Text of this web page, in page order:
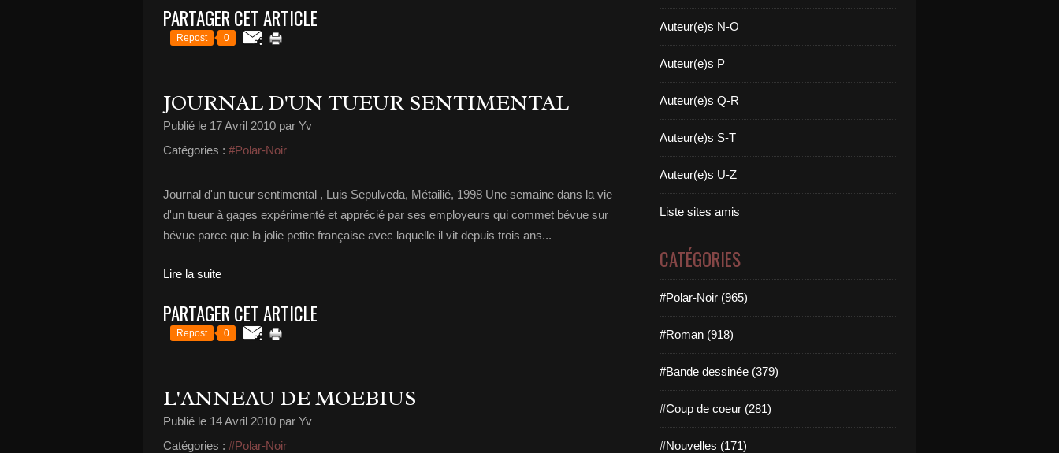
PARTAGER CET ARTICLE
Repost 0
JOURNAL D'UN TUEUR SENTIMENTAL
Publié le 17 Avril 2010 par Yv
Catégories : #Polar-Noir
Journal d'un tueur sentimental , Luis Sepulveda, Métailié, 1998 Une semaine dans la vie
d'un tueur à gages expérimenté et apprécié par ses employeurs qui commet bévue sur
bévue parce que la jolie petite française avec laquelle il vit depuis trois ans...
Lire la suite
PARTAGER CET ARTICLE
Repost 0
L'ANNEAU DE MOEBIUS
Publié le 14 Avril 2010 par Yv
Catégories : #Polar-Noir
Auteur(e)s N-O
Auteur(e)s P
Auteur(e)s Q-R
Auteur(e)s S-T
Auteur(e)s U-Z
Liste sites amis
CATÉGORIES
#Polar-Noir (965)
#Roman (918)
#Bande dessinée (379)
#Coup de coeur (281)
#Nouvelles (171)